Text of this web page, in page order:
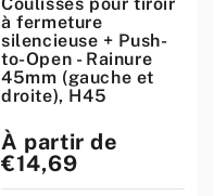
à fermeture
silencieuse + Push-
to-Open - Rainure
45mm (gauche et
droite), H45
Prix
standard
À partir de
€14,69